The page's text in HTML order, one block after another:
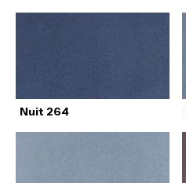
Nuit 264